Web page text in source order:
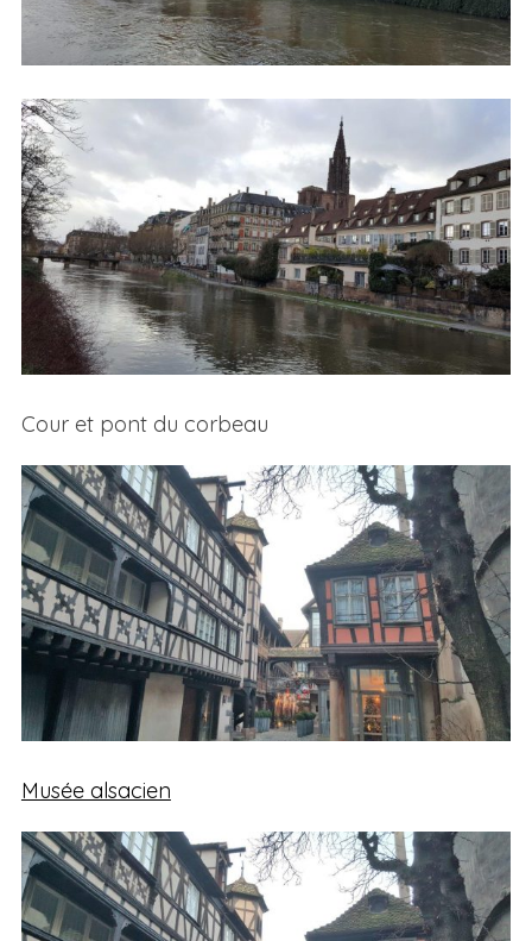
Cour et pont du corbeau
Musée alsacien